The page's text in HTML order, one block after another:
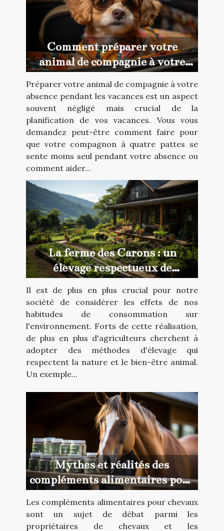
Comment préparer votre
animal de compagnie à votre
absence pendant les vacances
Préparer votre animal de compagnie à votre
absence pendant les vacances est un aspect
souvent négligé mais crucial de la
planification de vos vacances. Vous vous
demandez peut-être comment faire pour
que votre compagnon à quatre pattes se
sente moins seul pendant votre absence ou
comment aider...
La ferme des Carons : un
élevage respectueux de
Il est de plus en plus crucial pour notre
société de considérer les effets de nos
habitudes de consommation sur
l'environnement. Forts de cette réalisation,
de plus en plus d'agriculteurs cherchent à
adopter des méthodes d'élevage qui
respectent la nature et le bien-être animal.
Un exemple...
Mythes et réalités des
compléments alimentaires pour
Les compléments alimentaires pour chevaux
sont un sujet de débat parmi les
propriétaires de chevaux et les